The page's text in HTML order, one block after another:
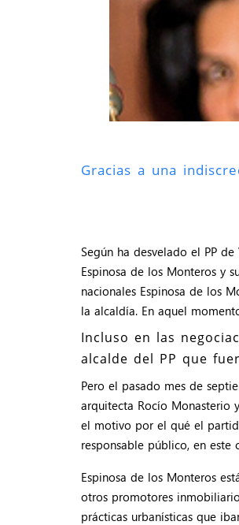
Gracias a una
Según ha desvelado el PP
Espinosa de los Monteros y
nacionales Espinosa de los
la alcaldía. En aquel
Incluso en las
alcalde del PP que
Pero el pasado mes de
arquitecta Rocío Monasterio
el motivo por el qué el
responsable público, en
Espinosa de los Monteros
otros promotores
prácticas urbanísticas que